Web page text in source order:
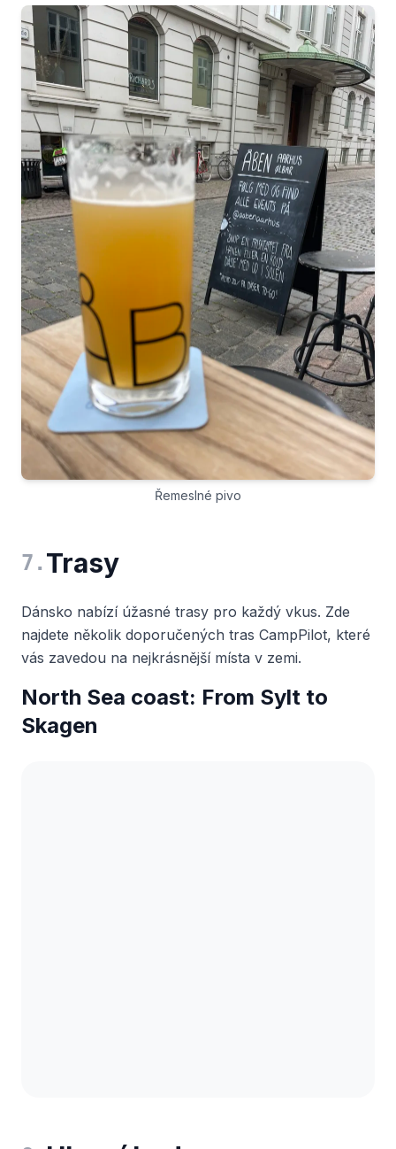
Řemeslné pivo
7 . Trasy
Dánsko nabízí úžasné trasy pro každý vkus. Zde
najdete několik doporučených tras CampPilot, které
vás zavedou na nejkrásnější místa v zemi.
North Sea coast: From Sylt to
Skagen